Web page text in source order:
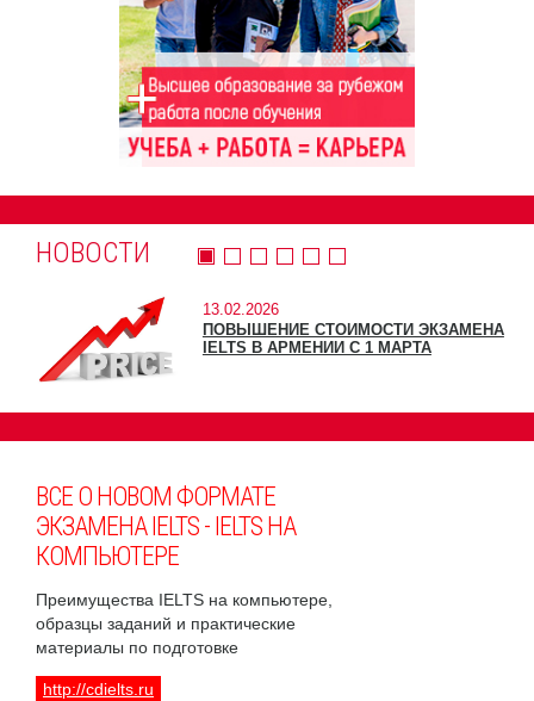
НОВОСТИ
13.02.2026
ПОВЫШЕНИЕ СТОИМОСТИ ЭКЗАМЕНА
IELTS В АРМЕНИИ С 1 МАРТА
ВСЕ О НОВОМ ФОРМАТЕ
ЭКЗАМЕНА IELTS - IELTS НА
КОМПЬЮТЕРЕ
Преимущества IELTS на компьютере,
образцы заданий и практические
материалы по подготовке
http://cdielts.ru